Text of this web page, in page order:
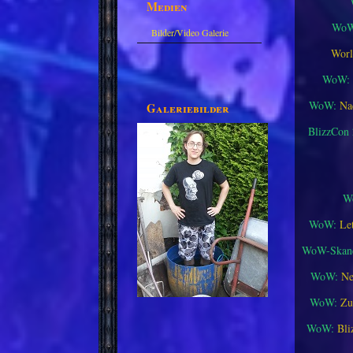
Medien
Bilder/Video Galerie
Galeriebilder
WoW:
WoW:
BlizzCon
WoW:
WoW-
WoW:
WoW:
WoW: